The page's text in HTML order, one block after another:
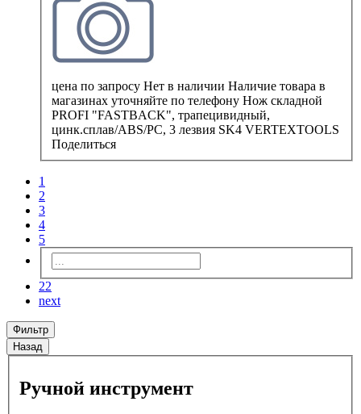
цена по запросу Нет в наличии Наличие товара в
магазинах уточняйте по телефону Нож складной
PROFI "FASTBACK", трапецивидный,
цинк.сплав/ABS/PC, 3 лезвия SK4 VERTEXTOOLS
Поделиться
1
2
3
4
5
22
next
Фильтр
Назад
Ручной инструмент